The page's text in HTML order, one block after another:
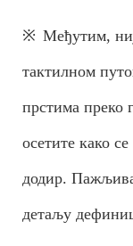
※ Међутим,
тактилном
прстима преко
осетите како
додир. Пажљива
детаљу